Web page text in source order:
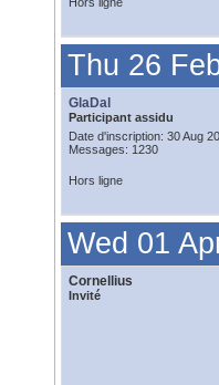
Thu 26
GlaDal
Participant assidu
Date d'inscription: 30 Aug
Messages: 1230
Hors ligne
Wed 01
Cornellius
Invité